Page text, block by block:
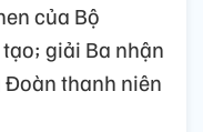
của Bộ
giải Ba nhận
thanh niên